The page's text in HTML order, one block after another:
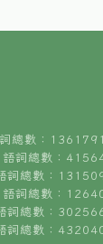
總數：1361791
詞總數：
詞總數：
詞總數：
詞總數：
詞總數：